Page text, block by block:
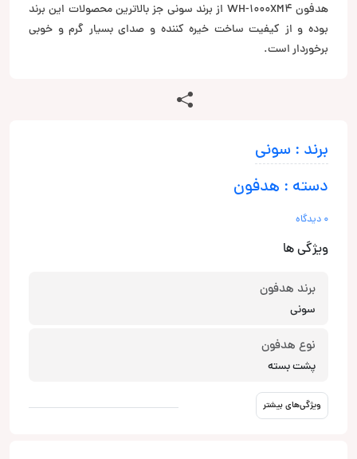
هدفون WH-1000XM4 از برند سونی جز بالاترین محصولات این برند
بوده و از کیفیت ساخت خیره کننده و صدای بسیار گرم و خوبی
برخوردار است.
برند : سونی
دسته : هدفون
0 دیدگاه
ویژگی ها
برند هدفون
سونی
نوع هدفون
پشت بسته
ویژگی‌های بیشتر